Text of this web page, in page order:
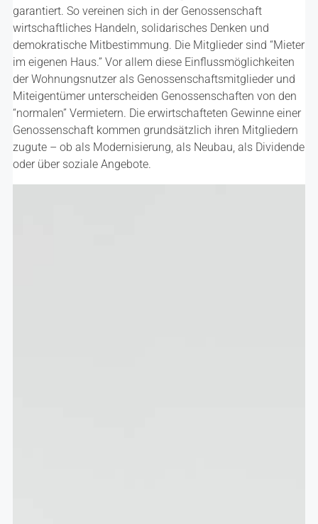
garantiert. So vereinen sich in der Genossenschaft
wirtschaftliches Handeln, solidarisches Denken und
demokratische Mitbestimmung. Die Mitglieder sind “Mieter
im eigenen Haus.” Vor allem diese Einflussmöglichkeiten
der Wohnungsnutzer als Genossenschaftsmitglieder und
Miteigentümer unterscheiden Genossenschaften von den
“normalen” Vermietern. Die erwirtschafteten Gewinne einer
Genossenschaft kommen grundsätzlich ihren Mitgliedern
zugute – ob als Modernisierung, als Neubau, als Dividende
oder über soziale Angebote.